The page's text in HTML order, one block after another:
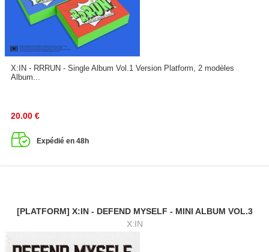
X:IN - RRRUN - Single Album Vol.1 Version Platform, 2 modèles
Album...
20.00 €
Expédié en 48h
[PLATFORM] X:IN - DEFEND MYSELF - MINI ALBUM VOL.3
X:IN